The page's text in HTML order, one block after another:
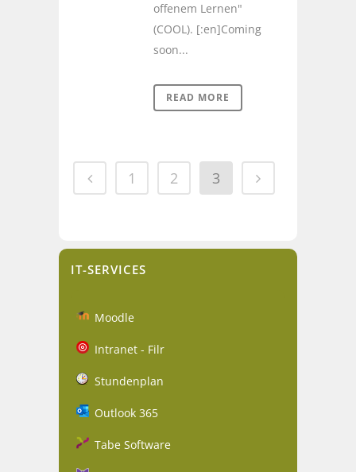
offenem Lernen"
(COOL). [:en]Coming
soon...
READ MORE
1 2 3
IT-SERVICES
Moodle
Intranet - Filr
Stundenplan
Outlook 365
Tabe Software